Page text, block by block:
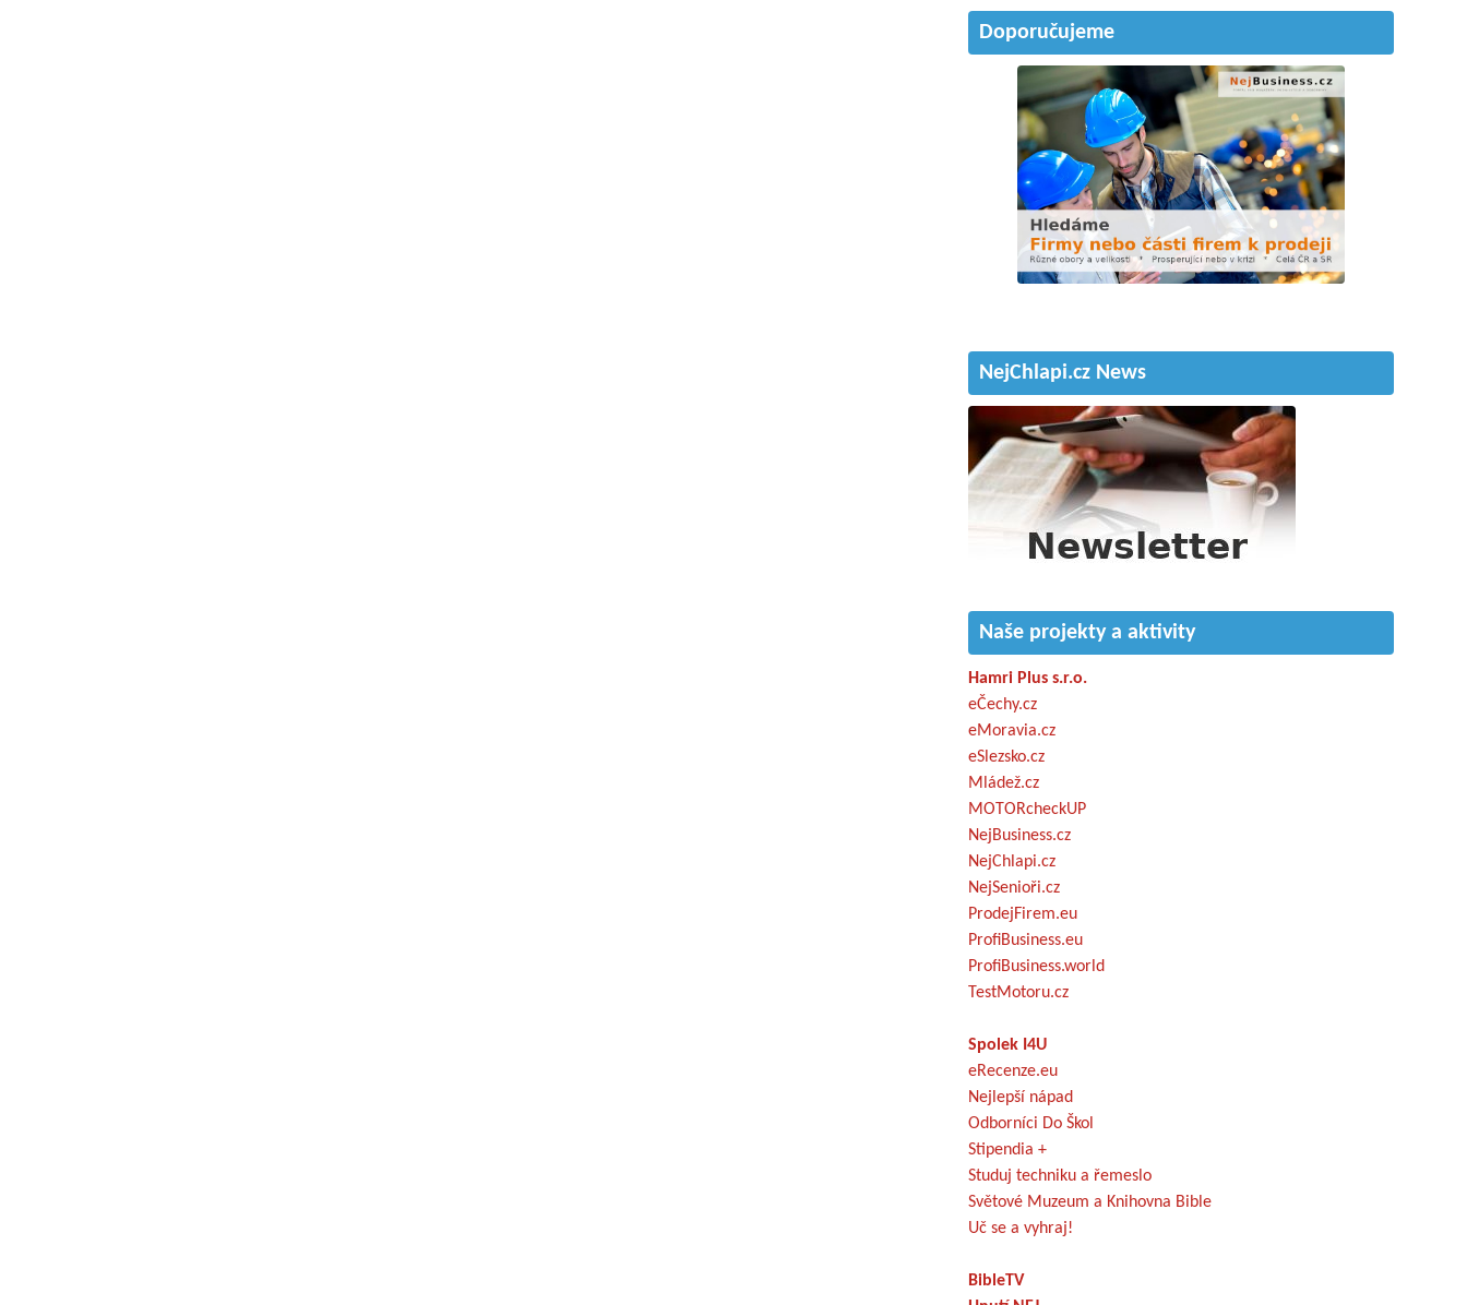
Doporučujeme
NejChlapi.cz News
Naše projekty a aktivity
Hamri Plus s.r.o.
eČechy.cz
eMoravia.cz
eSlezsko.cz
Mládež.cz
MOTORcheckUP
NejBusiness.cz
NejChlapi.cz
NejSenioři.cz
ProdejFirem.eu
ProfiBusiness.eu
ProfiBusiness.world
TestMotoru.cz
Spolek I4U
eRecenze.eu
Nejlepší nápad
Odborníci Do Škol
Stipendia +
Studuj techniku a řemeslo
Světové Muzeum a Knihovna Bible
Uč se a vyhraj!
BibleTV